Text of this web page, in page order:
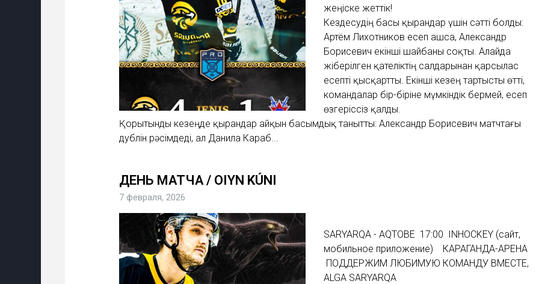
жеңіске жеттік!
Кездесудің басы қырандар үшін сәтті болды:
Артём Лихотников есеп ашса, Александр
Борисевич екінші шайбаны соқты. Алайда
жіберілген қателіктің салдарынан қарсылас
есепті қысқартты. Екінші кезең тартысты өтті,
командалар бір-біріне мүмкіндік бермей, есеп
өзгеріссіз қалды.
Қорытынды кезеңде қырандар айқын басымдық танытты: Александр Борисевич матчтағы
дублін рәсімдеді, ал Данила Караб...
ДЕНЬ МАТЧА / OIYN KÚNI
7 февраля, 2026
SARYARQA - AQTOBE 17:00 INHOCKEY (сайт,
мобильное приложение) КАРАГАНДА-АРЕНА
ПОДДЕРЖИМ ЛЮБИМУЮ КОМАНДУ ВМЕСТЕ,
ALGA SARYARQA